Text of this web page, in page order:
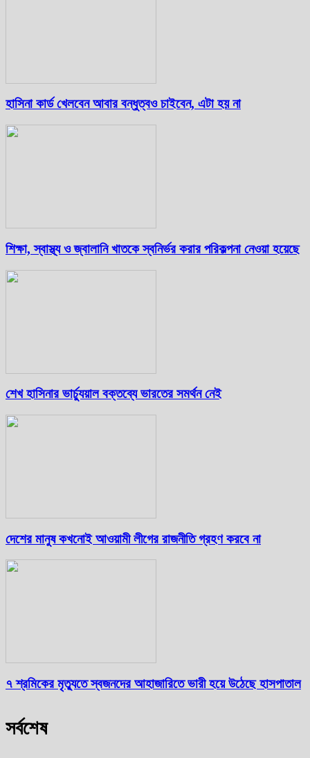
হাসিনা কার্ড খেলবেন আবার বন্ধুত্বও চাইবেন, এটা হয় না
শিক্ষা, স্বাস্থ্য ও জ্বালানি খাতকে স্বনির্ভর করার পরিকল্পনা নেওয়া হয়েছে
শেখ হাসিনার ভার্চ্যুয়াল বক্তব্যে ভারতের সমর্থন নেই
দেশের মানুষ কখনোই আওয়ামী লীগের রাজনীতি গ্রহণ করবে না
৭ শ্রমিকের মৃত্যুতে স্বজনদের আহাজারিতে ভারী হয়ে উঠেছে হাসপাতাল
সর্বশেষ